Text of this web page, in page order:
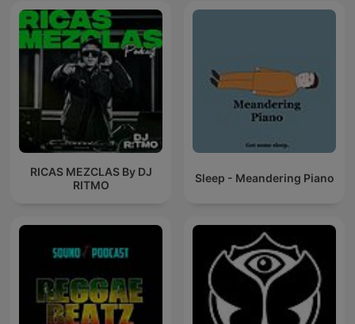
RICAS MEZCLAS By DJ
RITMO
Sleep - Meandering Piano